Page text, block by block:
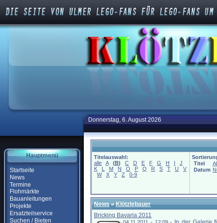
Hauptmenü
Startseite
News
Termine
Flohmärkte
Bauanleitungen
Projekte
Ersatzteilservice
Suchen / Bieten
Donnerstag, 6. August 2026
Titelauswahl:
alle
A (B) C D E F G H I
J
K
L M N O P Q R S T U
V
W
X Y Z 0-9
Titel
Datum
News»Klötzlebauer
Bricking Bavaria 2011